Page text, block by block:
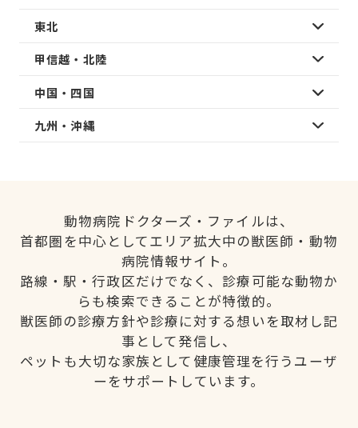
東北
甲信越・北陸
中国・四国
九州・沖縄
動物病院ドクターズ・ファイルは、
首都圏を中心としてエリア拡大中の獣医師・動物
病院情報サイト。
路線・駅・行政区だけでなく、診療可能な動物か
らも検索できることが特徴的。
獣医師の診療方針や診療に対する想いを取材し記
事として発信し、
ペットも大切な家族として健康管理を行うユーザ
ーをサポートしています。